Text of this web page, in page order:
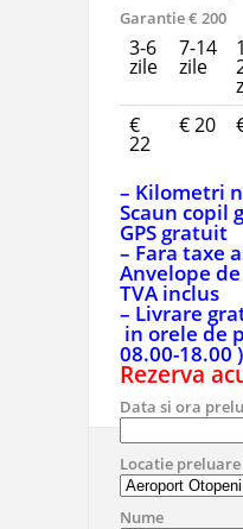
Garantie € 200
3-6
zile
7-14
zile
€
22
€ 20
–
Scaun
GPS gratuit
– Fara
TVA inclus
– Livrare
in orele de
08.00-18.00 )
Rezerva
Data si ora
Locatie preluare
Nume